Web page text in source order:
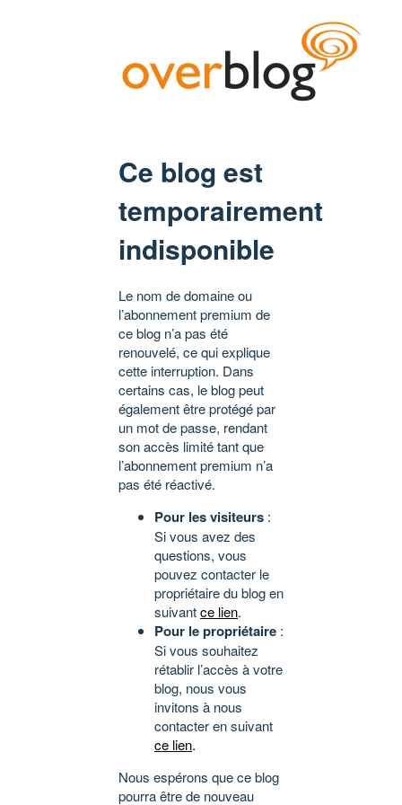
Ce blog est
temporairement
indisponible
Le nom de domaine ou
l’abonnement premium de
ce blog n’a pas été
renouvelé, ce qui explique
cette interruption. Dans
certains cas, le blog peut
également être protégé par
un mot de passe, rendant
son accès limité tant que
l’abonnement premium n’a
pas été réactivé.
Pour les visiteurs :
Si vous avez des
questions, vous
pouvez contacter le
propriétaire du blog en
suivantce lien.
Pour le propriétaire :
Si vous souhaitez
rétablir l’accès à votre
blog, nous vous
invitons à nous
contacter en suivant
ce lien.
Nous espérons que ce blog
pourra être de nouveau